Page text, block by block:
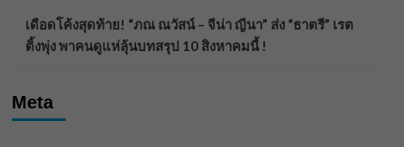
เดือดโค้งสุดท้าย! “ภณ ณวัสน์ – จีน่า ญีนา” ส่ง “ธาตรี” เรต
ติ้งพุ่ง พาคนดูแห่ลุ้นบทสรุป 10 สิงหาคมนี้ !
Meta